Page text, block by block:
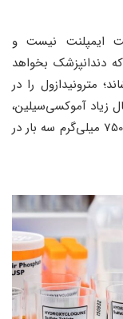
ایمپلنت نیست و
دندانپزشک بخواهد
مترونیدازول را در
زیاد آموکسی‌سیلین،
تجویز می‌کند. برای درمان عفونت دندانی 500-750 میلی‌گرم سه بار در